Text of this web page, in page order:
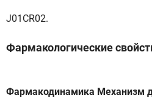
J01CR02.
Фармакологические
Фармакодинамика Механизм